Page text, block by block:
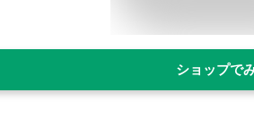
ショップで